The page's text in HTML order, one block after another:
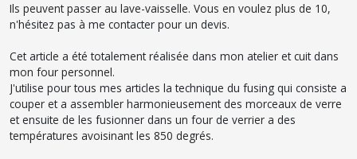
Ils peuvent passer au lave-vaisselle. Vous en voulez plus de 10,
n'hésitez pas à me contacter pour un devis.
Cet article a été totalement réalisée dans mon atelier et cuit dans
mon four personnel.
J'utilise pour tous mes articles la technique du fusing qui consiste a
couper et a assembler harmonieusement des morceaux de verre
et ensuite de les fusionner dans un four de verrier a des
températures avoisinant les 850 degrés.